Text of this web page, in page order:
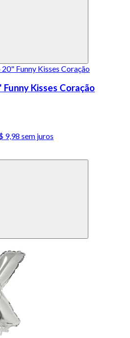
Kisses Coração
9,98 sem juros